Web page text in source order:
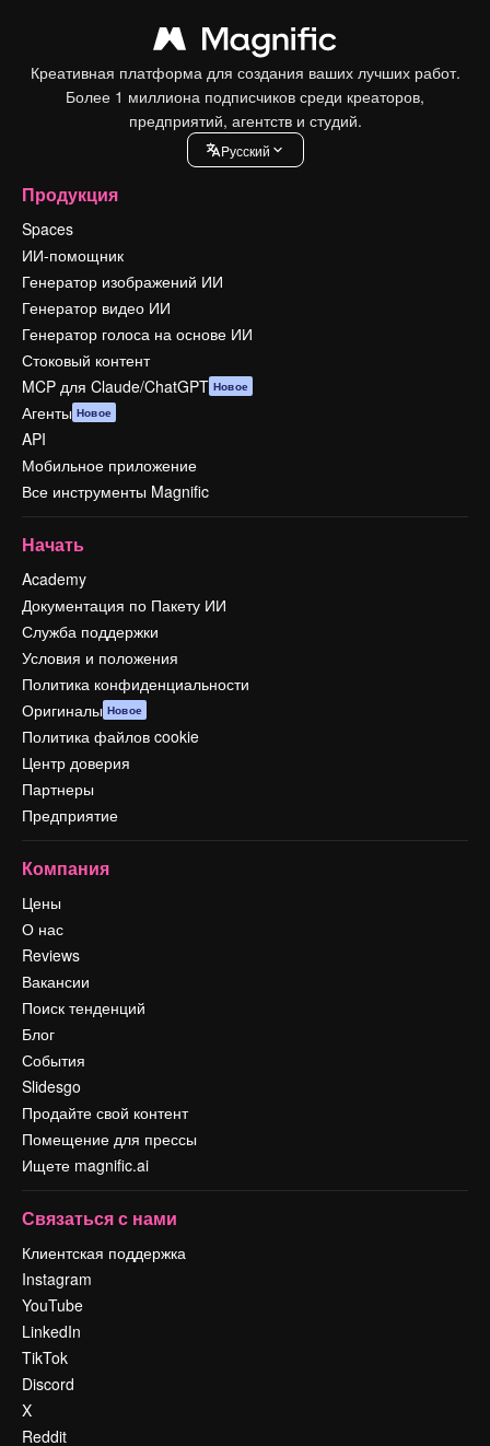
Креативная платформа для создания ваших лучших работ.
Более 1 миллиона подписчиков среди креаторов,
предприятий, агентств и студий.
Pусский
Продукция
Spaces
ИИ-помощник
Генератор изображений ИИ
Генератор видео ИИ
Генератор голоса на основе ИИ
Стоковый контент
MCP для Claude/ChatGPT Новое
Агенты Новое
API
Мобильное приложение
Все инструменты Magnific
Начать
Academy
Документация по Пакету ИИ
Служба поддержки
Условия и положения
Политика конфиденциальности
Оригиналы Новое
Политика файлов cookie
Центр доверия
Партнеры
Предприятие
Компания
Цены
О нас
Reviews
Вакансии
Поиск тенденций
Блог
События
Slidesgo
Продайте свой контент
Помещение для прессы
Ищете magnific.ai
Связаться с нами
Клиентская поддержка
Instagram
YouTube
LinkedIn
TikTok
Discord
X
Reddit